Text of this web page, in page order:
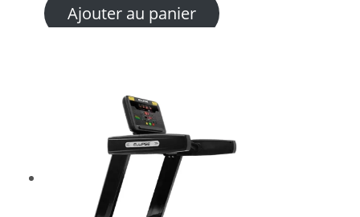
Ajouter au panier